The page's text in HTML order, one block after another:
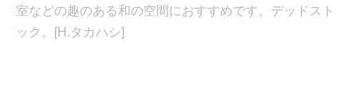
室などの趣のある和の空間におすすめです。デッドスト
ック。[H.タカハシ]